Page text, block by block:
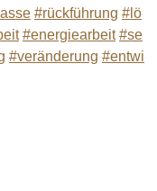
#rückführung #lö
#energiearbeit #se
#veränderung #entwi